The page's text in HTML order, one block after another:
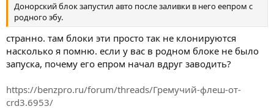
Донорский блок запустил авто после заливки в него еепром с
родного эбу.
странно. там блоки эти просто так не клонируются
насколько я помню. если у вас в родном блоке не было
запуска, почему его епром начал вдруг заводить?
https://benzpro.ru/forum/threads/Гремучий-флеш-от-
crd3.6953/